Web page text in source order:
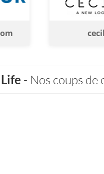
- Nos coups de